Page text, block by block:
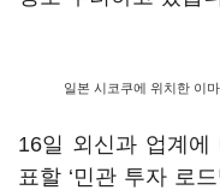
일본 시코쿠에 위치한 이
16일 외신과 업계
표할 ‘민관 투자 로